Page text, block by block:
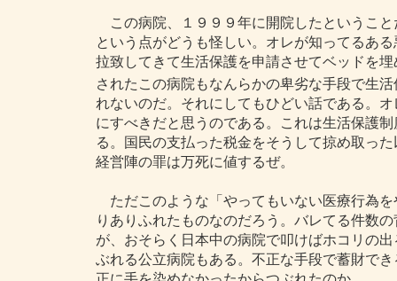
この病院、１９９９年に開院したということ
という点がどうも怪しい。オレが知ってるあ
拉致してきて生活保護を申請させてベッドを
されたこの病院もなんらかの卑劣な手段で生
れないのだ。それにしてもひどい話である。
にすべきだと思うのである。これは生活保護
る。国民の支払った税金をそうして掠め取っ
経営陣の罪は万死に値するぜ。
ただこのような「やってもいない医療行為
りありふれたものなのだろう。バレてる件数
が、おそらく日本中の病院で叩けばホコリの
ぶれる公立病院もある。不正な手段で蓄財で